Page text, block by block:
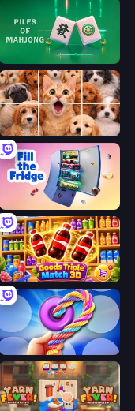
Piles of Mahjong
Jigpic Solitaire
Fill The Fridge
Goods Triple Match 3D
Twisted Tangle